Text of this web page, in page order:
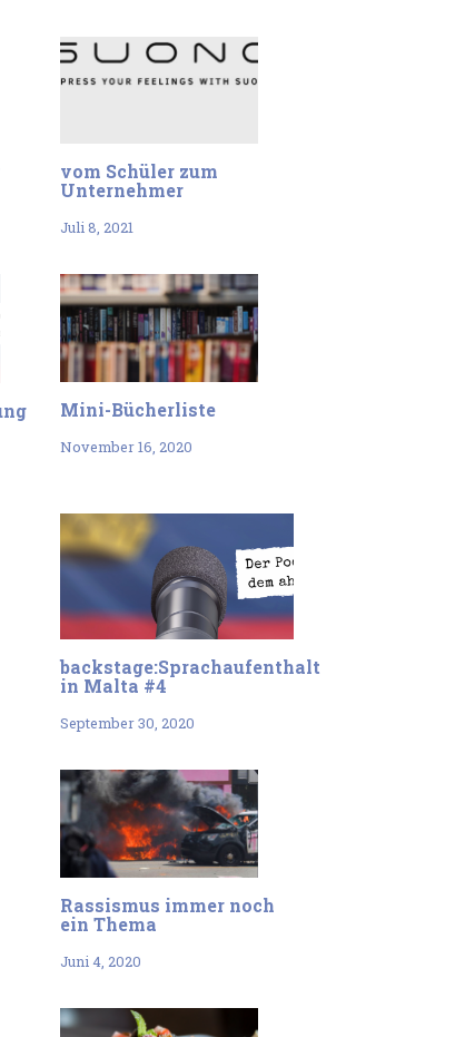
vom Schüler zum
Unternehmer
Juli 8, 2021
Mini-Bücherliste
November 16, 2020
backstage:Sprachaufenthalt
in Malta #4
September 30, 2020
Rassismus immer noch
ein Thema
Juni 4, 2020